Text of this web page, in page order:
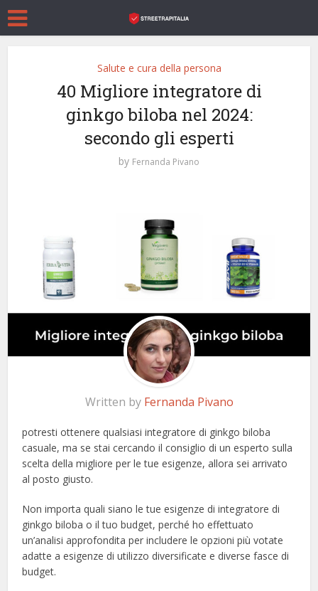
Salute e cura della persona
40 Migliore integratore di
ginkgo biloba nel 2024:
secondo gli esperti
by Fernanda Pivano
Written by Fernanda Pivano
potresti ottenere qualsiasi integratore di ginkgo biloba
casuale, ma se stai cercando il consiglio di un esperto sulla
scelta della migliore per le tue esigenze, allora sei arrivato
al posto giusto.
Non importa quali siano le tue esigenze di integratore di
ginkgo biloba o il tuo budget, perché ho effettuato
un’analisi approfondita per includere le opzioni più votate
adatte a esigenze di utilizzo diversificate e diverse fasce di
budget.